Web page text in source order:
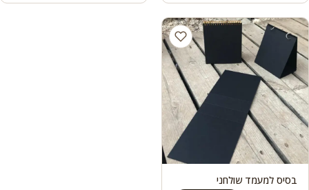
עד
בסיס למעמד שולחני